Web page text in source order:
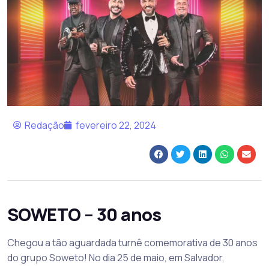
Redação fevereiro 22, 2024
SOWETO – 30 anos
Chegou a tão aguardada turnê comemorativa de 30 anos
do grupo Soweto! No dia 25 de maio, em Salvador,